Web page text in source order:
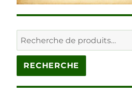
Recherche
pour :
RECHERCHE